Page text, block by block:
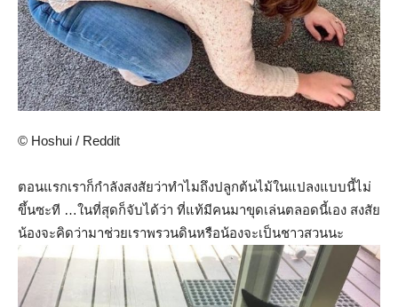
© Hoshui / Reddit
ตอนแรกเราก็กำลังสงสัยว่าทำไมถึงปลูกต้นไม้ในแปลงแบบนี้ไม่
ขึ้นซะที …ในที่สุดก็จับได้ว่า ที่แท้มีคนมาขุดเล่นตลอดนี้เอง สงสัย
น้องจะคิดว่ามาช่วยเราพรวนดินหรือน้องจะเป็นชาวสวนนะ